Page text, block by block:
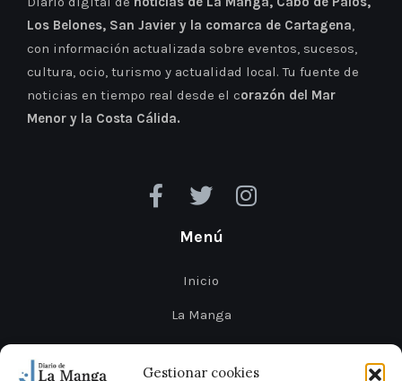
Gestionar cookies
Los Belones, San Javier y la comarca de Cartagena,
con información actualizada sobre eventos, sucesos,
cultura, ocio, turismo y actualidad local. Tu fuente de
noticias en tiempo real desde el corazón del Mar
Menor y la Costa Cálida.
Menú
Inicio
La Manga
Cabo de Palos